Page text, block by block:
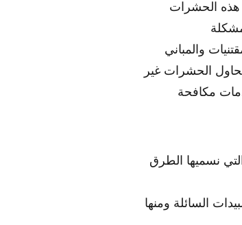
هذه الحشرات
والمباني
الحشرات غير
مكافحة
نسميها الطرق
السائلة ومنها